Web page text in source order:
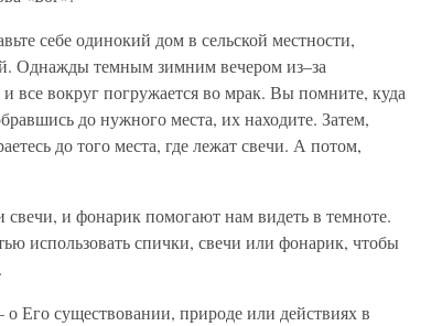
себе одинокий дом в сельской местности,
Однажды темным зимним вечером из–за
и все вокруг погружается во мрак. Вы помните, куда
до нужного места, их находите. Затем,
до того места, где лежат свечи. А потом,
и фонарик помогают нам видеть в темноте.
использовать спички, свечи или фонарик, чтобы
Его существовании, природе или действиях в